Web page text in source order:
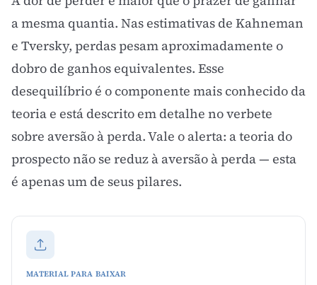
a mesma quantia. Nas estimativas de Kahneman
e Tversky, perdas pesam aproximadamente o
dobro de ganhos equivalentes. Esse
desequilíbrio é o componente mais conhecido da
teoria e está descrito em detalhe no verbete
sobre aversão à perda. Vale o alerta: a teoria do
prospecto não se reduz à aversão à perda— esta
é apenas um de seus pilares.
MATERIAL PARA BAIXAR